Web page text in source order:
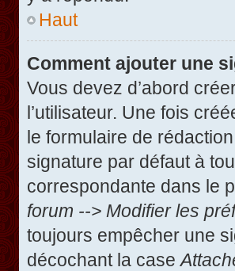
Haut
Comment ajouter une
Vous devez d’abord
l’utilisateur. Une fois
le formulaire de
signature par défaut à
correspondante dans le
forum --> Modifier les
toujours empêcher une
décochant la case